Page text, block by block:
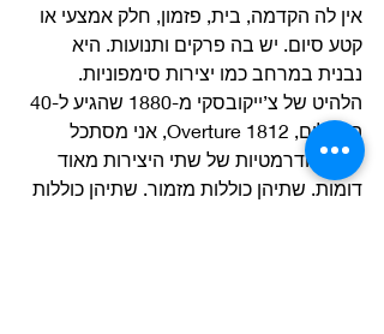
אין לה הקדמה, בית, פזמון, חלק אמצעי או
קטע סיום. יש בה פרקים ותנועות. היא
נבנית במרחב כמו יצירות סימפוניות.
הגדולים, 1812 Overture, אני מסתכל
עליך! הדרמטיות של שתי היצירות מאוד
דומות. שתיהן כוללות מזמור. שתיהן כוללות